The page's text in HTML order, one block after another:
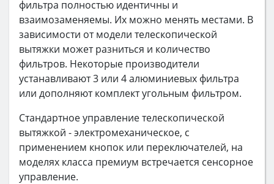
фильтра полностью идентичны и
взаимозаменяемы. Их можно менять местами. В
зависимости от модели телескопической
вытяжки может разниться и количество
фильтров. Некоторые производители
устанавливают 3 или 4 алюминиевых фильтра
или дополняют комплект угольным фильтром.
Стандартное управление телескопической
вытяжкой - электромеханическое, с
применением кнопок или переключателей, на
моделях класса премиум встречается сенсорное
управление.